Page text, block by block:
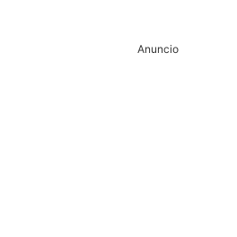
Anuncio